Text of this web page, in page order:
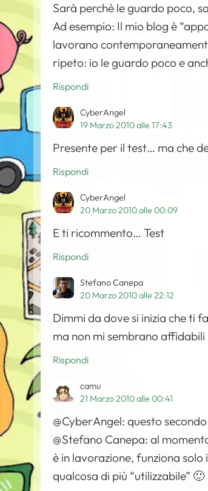
Sarà perchè le guardo poco,
Ad esempio: Il mio blog è
lavorano
ripeto: io le guardo poco e
Rispondi
CyberAngel
19 Marzo 2010 alle 17:43
Presente per il test… ma che
Rispondi
CyberAngel
20 Marzo 2010 alle 00:09
E ti ricommento… Test
Rispondi
Stefano Canepa
20 Marzo 2010 alle 22:12
Dimmi da dove si inizia che ti
ma non mi sembrano
Rispondi
camu
21 Marzo 2010 alle 00:41
@CyberAngel: questo
@Stefano Canepa: al
è in lavorazione, funziona
qualcosa di più “utilizzabile” 🙂